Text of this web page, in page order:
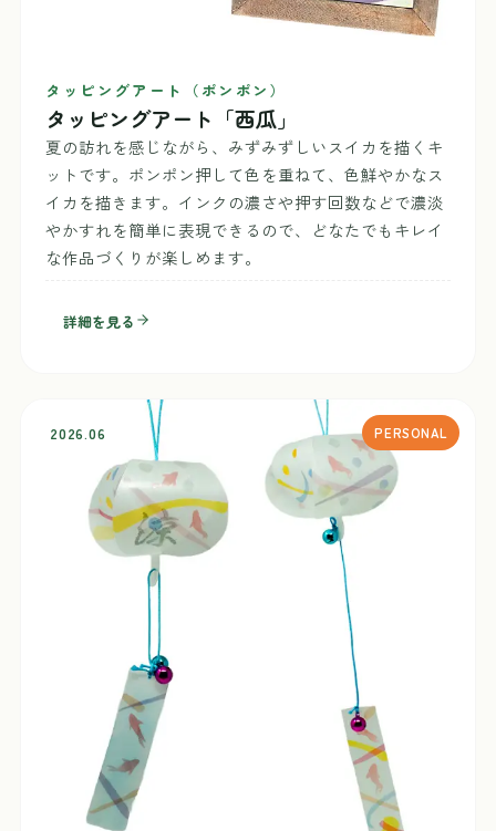
タッピングアート（ポンポン）
タッピングアート「西瓜」
夏の訪れを感じながら、みずみずしいスイカを描くキ
ットです。ポンポン押して色を重ねて、色鮮やかなス
イカを描きます。インクの濃さや押す回数などで濃淡
やかすれを簡単に表現できるので、どなたでもキレイ
な作品づくりが楽しめます。
詳細を見る
2026.06 PERSONAL